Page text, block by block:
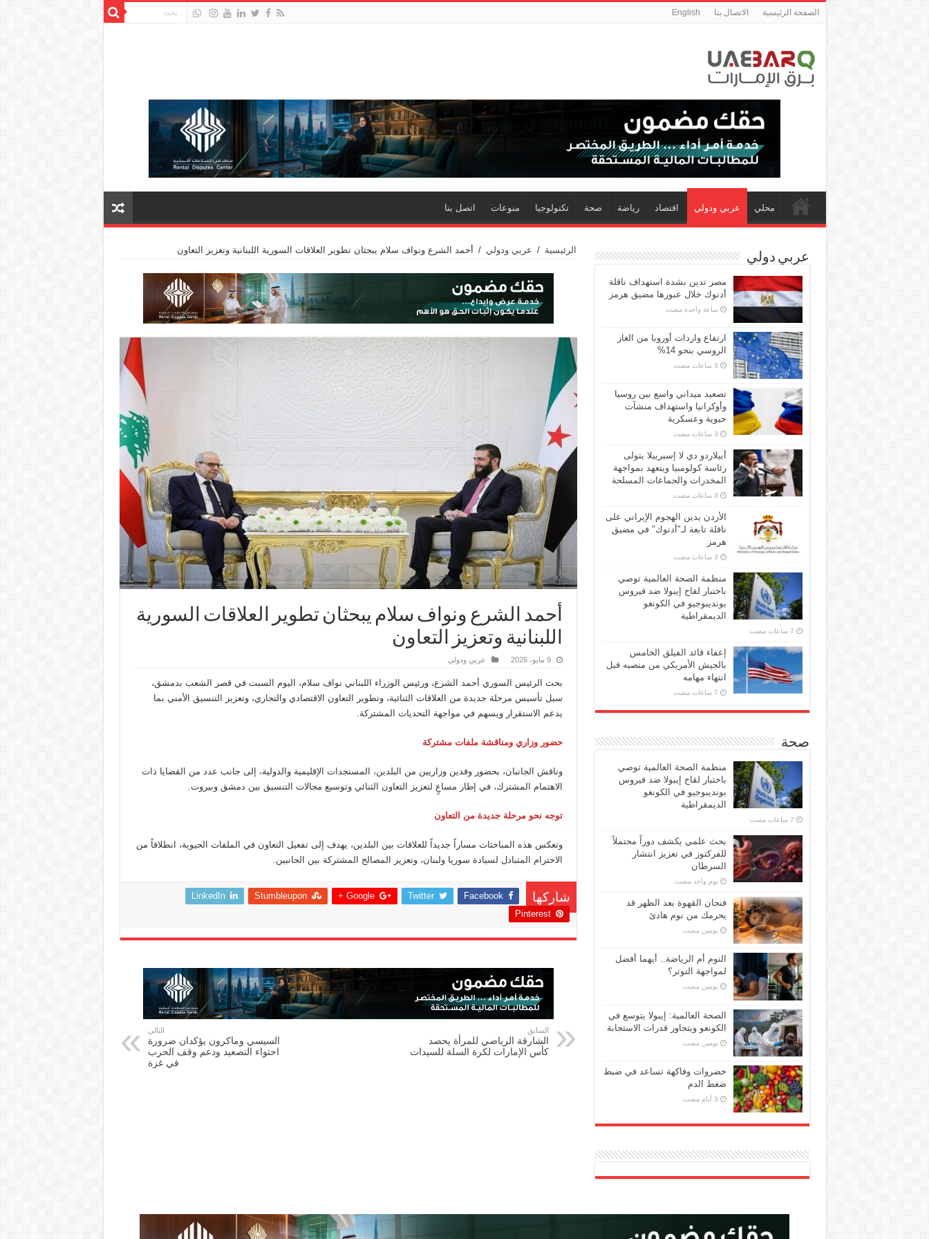
الصفحة الرئيسية الاتصال بنا English
محلي عربي ودولي اقتصاد رياضة صحة تكنولوجيا منوعات اتصل بنا
الرئيسية / عربي ودولي / أحمد الشرع ونواف سلام يبحثان تطوير العلاقات السورية اللبنانية وتعزيز التعاون
أحمد الشرع ونواف سلام يبحثان تطوير العلاقات السورية
اللبنانية وتعزيز التعاون
9 مايو، 2026 عربي ودولي
بحث الرئيس السوري أحمد الشرع، ورئيس الوزراء اللبناني نواف سلام، اليوم السبت في قصر الشعب بدمشق،
سبل تأسيس مرحلة جديدة من العلاقات الثنائية، وتطوير التعاون الاقتصادي والتجاري، وتعزيز التنسيق الأمني بما
يدعم الاستقرار ويسهم في مواجهة التحديات المشتركة.
حضور وزاري ومناقشة ملفات مشتركة
وناقش الجانبان، بحضور وفدين وزاريين من البلدين، المستجدات الإقليمية والدولية، إلى جانب عدد من القضايا ذات
الاهتمام المشترك، في إطار مساعٍ لتعزيز التعاون الثنائي وتوسيع مجالات التنسيق بين دمشق وبيروت.
توجه نحو مرحلة جديدة من التعاون
وتعكس هذه المباحثات مساراً جديداً للعلاقات بين البلدين، يهدف إلى تفعيل التعاون في الملفات الحيوية، انطلاقاً من
الاحترام المتبادل لسيادة سوريا ولبنان، وتعزيز المصالح المشتركة بين الجانبين.
شاركها Facebook
Twitter
Google +
Stumbleupon
LinkedIn
Pinterest
السابق
الشارقة الرياضي للمرأة يحصد
كأس الإمارات لكرة السلة للسيدات
التالي
السيسي وماكرون يؤكدان ضرورة
احتواء التصعيد ودعم وقف الحرب
في غزة
عربي دولي
مصر تدين بشدة استهداف ناقلة
أدنوك خلال عبورها مضيق هرمز
‏ساعة واحدة مضت
ارتفاع واردات أوروبا من الغاز
الروسي بنحو 14%
تصعيد ميداني واسع بين روسيا
وأوكرانيا واستهداف منشآت
حيوية وعسكرية
أبيلاردو دي لا إسبرييلا يتولى
رئاسة كولومبيا ويتعهد بمواجهة
المخدرات والجماعات المسلحة
الأردن يدين الهجوم الإيراني على
ناقلة تابعة لـ"أدنوك" في مضيق
هرمز
منظمة الصحة العالمية توصي
باختبار لقاح إيبولا ضد فيروس
بونديبوجيو في الكونغو
الديمقراطية
إعفاء قائد الفيلق الخامس
بالجيش الأمريكي من منصبه قبل
انتهاء مهامه
صحة
منظمة الصحة العالمية توصي
باختبار لقاح إيبولا ضد فيروس
بونديبوجيو في الكونغو
الديمقراطية
بحث علمي يكشف دوراً محتملاً
للفركتوز في تعزيز انتشار
السرطان
‏يوم واحد مضت
فنجان القهوة بعد الظهر قد
يحرمك من نوم هادئ
‏يومين مضت
النوم أم الرياضة.. أيهما أفضل
لمواجهة التوتر؟
‏يومين مضت
الصحة العالمية: إيبولا يتوسع في
الكونغو ويتجاوز قدرات الاستجابة
‏يومين مضت
خضروات وفاكهة تساعد في ضبط
ضغط الدم